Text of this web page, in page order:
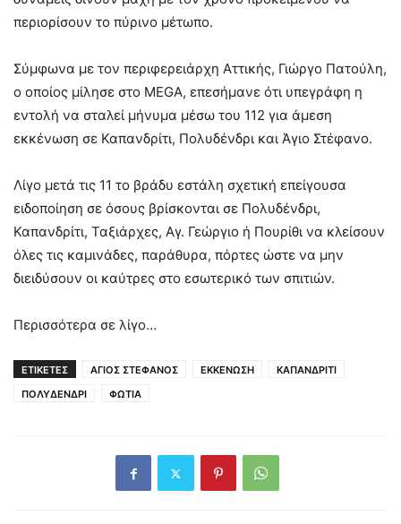
περιορίσουν το πύρινο μέτωπο.
Σύμφωνα με τον περιφερειάρχη Αττικής, Γιώργο Πατούλη,
ο οποίος μίλησε στο MEGA, επεσήμανε ότι υπεγράφη η
εντολή να σταλεί μήνυμα μέσω του 112 για άμεση
εκκένωση σε Καπανδρίτι, Πολυδένδρι και Άγιο Στέφανο.
Λίγο μετά τις 11 το βράδυ εστάλη σχετική επείγουσα
ειδοποίηση σε όσους βρίσκονται σε Πολυδένδρι,
Καπανδρίτι, Ταξιάρχες, Αγ. Γεώργιο ή Πουρίθι να κλείσουν
όλες τις καμινάδες, παράθυρα, πόρτες ώστε να μην
διειδύσουν οι καύτρες στο εσωτερικό των σπιτιών.
Περισσότερα σε λίγο…
ΕΤΙΚΕΤΕΣ ΑΓΙΟΣ ΣΤΕΦΑΝΟΣ ΕΚΚΕΝΩΣΗ
ΚΑΠΑΝΔΡΙΤΙ
ΠΟΛΥΔΕΝΔΡΙ
ΦΩΤΙΑ